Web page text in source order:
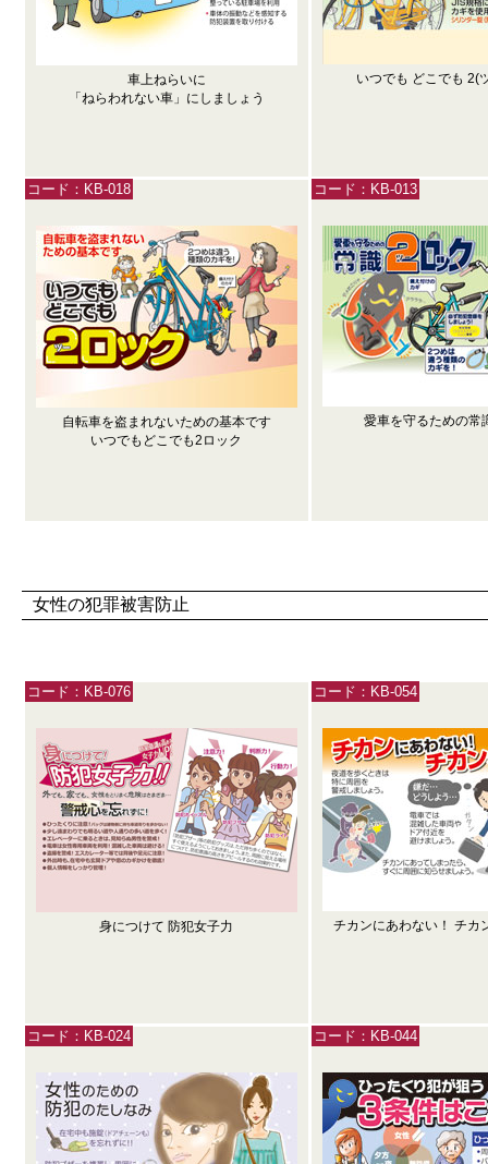
車上ねらいに
「ねらわれない車」にしましょう
いつでも どこでも 2(
コード：KB-018
自転車を盗まれないための基本です
いつでもどこでも2ロック
コード：KB-013
愛車を守るための常
女性の犯罪被害防止
コード：KB-076
身につけて 防犯女子力
コード：KB-054
チカンにあわない！ チカ
コード：KB-024 コード：KB-044